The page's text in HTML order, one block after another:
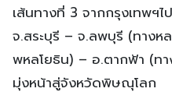
เส้นทางที่ 3 จากกรุงเทพฯ
จ.สระบุรี – จ.ลพบุรี (ทางห
พหลโยธิน) – อ.ตากฟ้า (ทา
มุ่งหน้าสู่จังหวัดพิษณุโลก